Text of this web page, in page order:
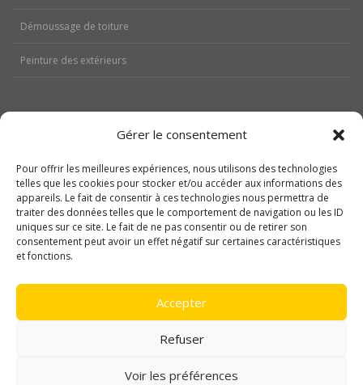
Gérer le consentement
Pour offrir les meilleures expériences, nous utilisons des technologies
telles que les cookies pour stocker et/ou accéder aux informations des
appareils. Le fait de consentir à ces technologies nous permettra de
traiter des données telles que le comportement de navigation ou les ID
uniques sur ce site. Le fait de ne pas consentir ou de retirer son
consentement peut avoir un effet négatif sur certaines caractéristiques
et fonctions.
Accepter
Refuser
Voir les préférences
Démoussage de toiture
Peinture des extérieurs
Nos réalisations
Contactez-nous
Politique de cookies (UE)
Mentions légales